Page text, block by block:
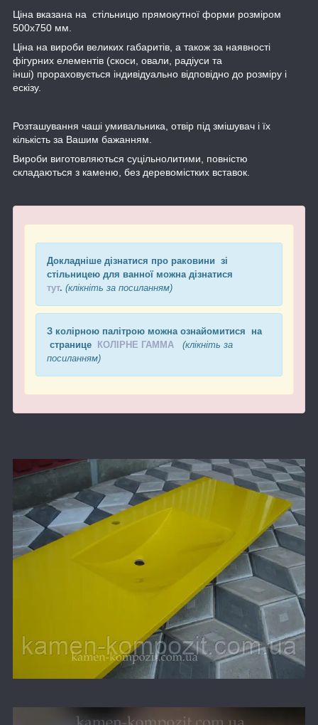
Ціна вказана на стільницю прямокутної форми розміром
500х750 мм.
Ціна на вироби великих габаритів, а також за наявності
фігурних елементів (скоси, овали, радіуси та
інші) прораховується індивідуально відповідно до розміру і
ескізу.
Розташування чаші умивальника, отвір під змішувач і їх
кількість за Вашим бажанням.
Вироби виготовляються суцільнолитими, повністю
складаються з каменю, без деревомістких вставок.
Докладніше дізнатися про раковини зі
стільницею для ванної можна дізнатися
тут. (клікніть за посиланням)
З колірною палітрою можна ознайомитися на
странице КОЛІРНЕ ГАММА
(клікніть за
посиланням)